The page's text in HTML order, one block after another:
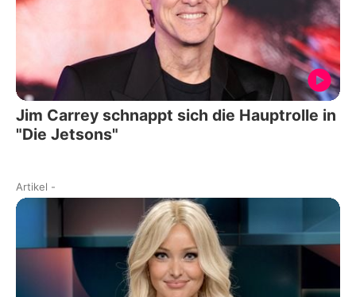
Jim Carrey schnappt sich die Hauptrolle in
"Die Jetsons"
Artikel -